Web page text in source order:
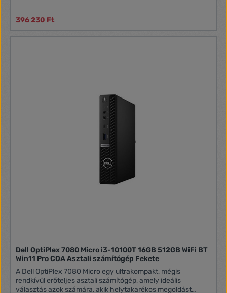
396 230 Ft
Dell OptiPlex 7080 Micro i3-10100T 16GB 512GB WiFi BT
Win11 Pro COA Asztali számítógép Fekete
A Dell OptiPlex 7080 Micro egy ultrakompakt, mégis
rendkívül erőteljes asztali számítógép, amely ideális
választás azok számára, akik helytakarékos megoldást